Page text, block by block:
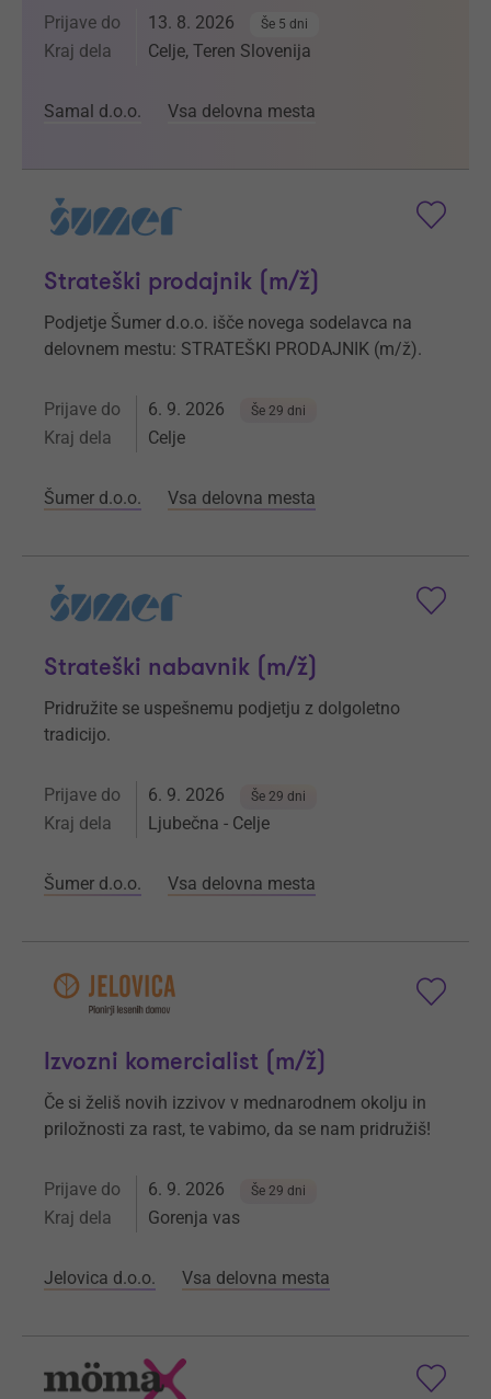
Prijave do 13. 8. 2026 Še 5 dni
Kraj dela Celje, Teren Slovenija
Samal d.o.o. Vsa delovna mesta
Strateški prodajnik (m/ž)
Podjetje Šumer d.o.o. išče novega sodelavca na
delovnem mestu: STRATEŠKI PRODAJNIK (m/ž).
Prijave do 6. 9. 2026 Še 29 dni
Kraj dela Celje
Šumer d.o.o. Vsa delovna mesta
Strateški nabavnik (m/ž)
Pridružite se uspešnemu podjetju z dolgoletno
tradicijo.
Prijave do 6. 9. 2026 Še 29 dni
Kraj dela Ljubečna - Celje
Šumer d.o.o. Vsa delovna mesta
Izvozni komercialist (m/ž)
Če si želiš novih izzivov v mednarodnem okolju in
priložnosti za rast, te vabimo, da se nam pridružiš!
Prijave do 6. 9. 2026 Še 29 dni
Kraj dela Gorenja vas
Jelovica d.o.o. Vsa delovna mesta